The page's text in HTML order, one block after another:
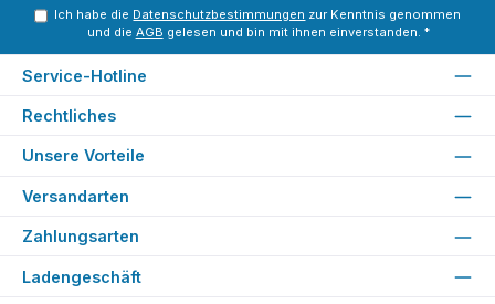
Ich habe die Datenschutzbestimmungen zur Kenntnis genommen
und die AGB gelesen und bin mit ihnen einverstanden. *
Service-Hotline
Rechtliches
Unsere Vorteile
Versandarten
Zahlungsarten
Ladengeschäft